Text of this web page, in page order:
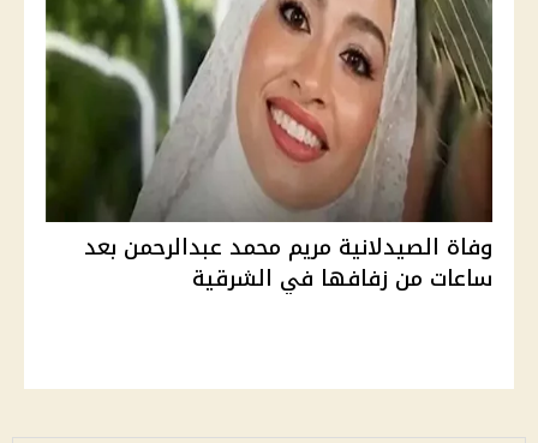
وفاة الصيدلانية مريم محمد عبدالرحمن بعد
ساعات من زفافها في الشرقية